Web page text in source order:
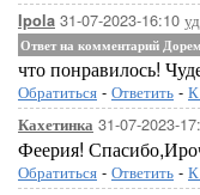
Ipola 31-07-2023-16:10
Ответ на комментарий
что понравилось!
Обратиться - Ответить - К
Кахетинка 31-07-2023-
Феерия!
Обратиться - Ответить - К